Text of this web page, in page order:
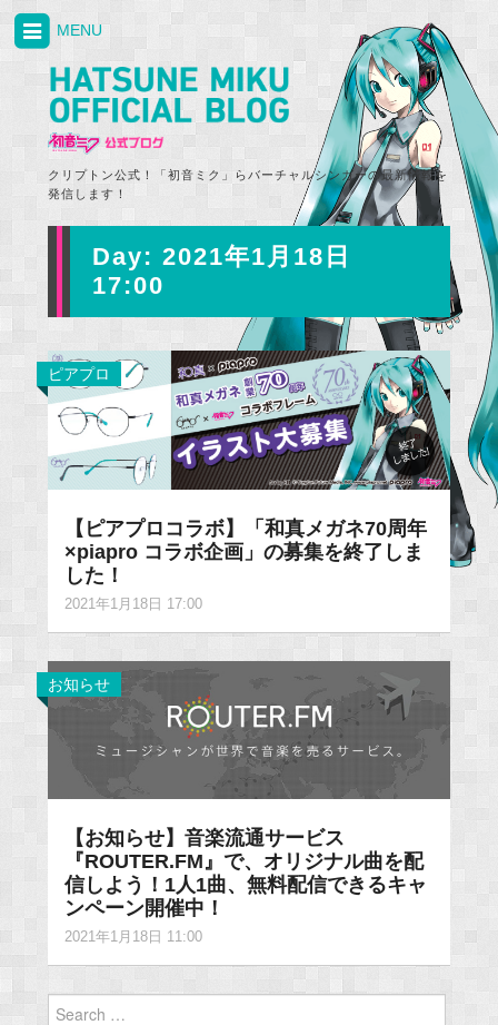
クリプトン公式！「初音ミク」らバーチャルシンガーの最新情報を
発信します！
MENU
Day: 2021年1月18日
17:00
ピアプロ
【ピアプロコラボ】「和真メガネ70周年
×piapro コラボ企画」の募集を終了しま
した！
2021年1月18日 17:00
お知らせ
【お知らせ】音楽流通サービス
『ROUTER.FM』で、オリジナル曲を配
信しよう！1人1曲、無料配信できるキャ
ンペーン開催中！
2021年1月18日 11:00
Search